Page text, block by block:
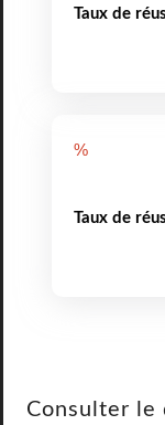
Taux de
%
Taux de
Consulter le